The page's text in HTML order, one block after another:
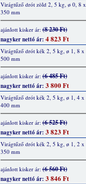
Virágtűző drót zöld 2, 5 kg, ø 0, 8 x
350 mm
ajánlott kisker ár:(8 230 Ft)
nagyker nettó ár: 4 823 Ft
Virágtűző drót kék 2, 5 kg, ø 1, 8 x
500 mm
ajánlott kisker ár:(6 485 Ft)
nagyker nettó ár: 3 800 Ft
Virágtűző drót kék 2, 5 kg, ø 1, 4 x
400 mm
ajánlott kisker ár:(6 525 Ft)
nagyker nettó ár: 3 823 Ft
Virágtűző drót kék 2, 5 kg, ø 1, 2 x
350 mm
ajánlott kisker ár:(6 560 Ft)
nagyker nettó ár: 3 846 Ft